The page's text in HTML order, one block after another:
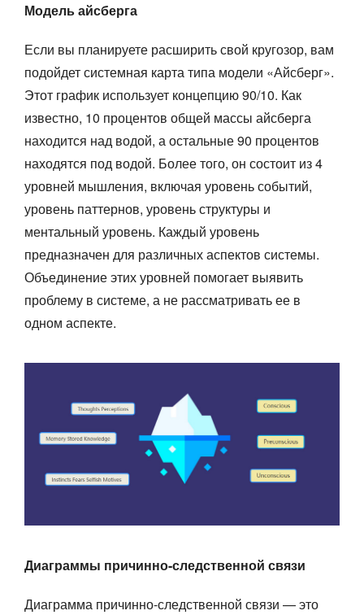
Модель айсберга
Если вы планируете расширить свой кругозор, вам
подойдет системная карта типа модели «Айсберг».
Этот график использует концепцию 90/10. Как
известно, 10 процентов общей массы айсберга
находится над водой, а остальные 90 процентов
находятся под водой. Более того, он состоит из 4
уровней мышления, включая уровень событий,
уровень паттернов, уровень структуры и
ментальный уровень. Каждый уровень
предназначен для различных аспектов системы.
Объединение этих уровней помогает выявить
проблему в системе, а не рассматривать ее в
одном аспекте.
Диаграммы причинно-следственной связи
Диаграмма причинно-следственной связи — это